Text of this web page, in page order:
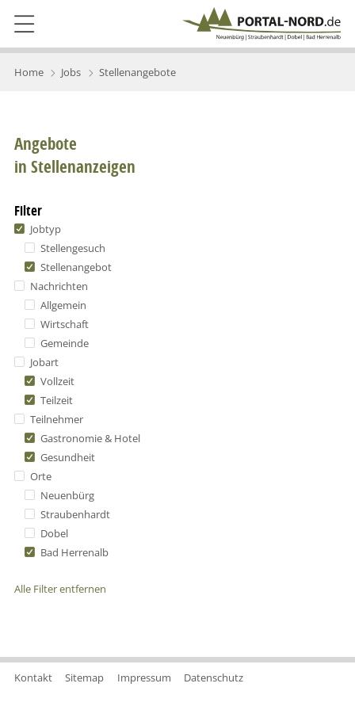
Home Jobs Stellenangebote
Angebote
in Stellenanzeigen
Filter
Jobtyp
Stellengesuch
Stellenangebot
Nachrichten
Allgemein
Wirtschaft
Gemeinde
Jobart
Vollzeit
Teilzeit
Teilnehmer
Gastronomie & Hotel
Gesundheit
Orte
Neuenbürg
Straubenhardt
Dobel
Bad Herrenalb
Alle Filter entfernen
Kontakt Sitemap Impressum Datenschutz